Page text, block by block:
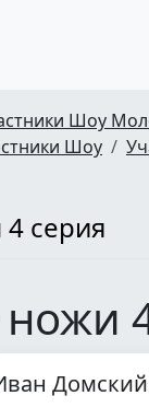
Шоу
Шоу
серия
Домский